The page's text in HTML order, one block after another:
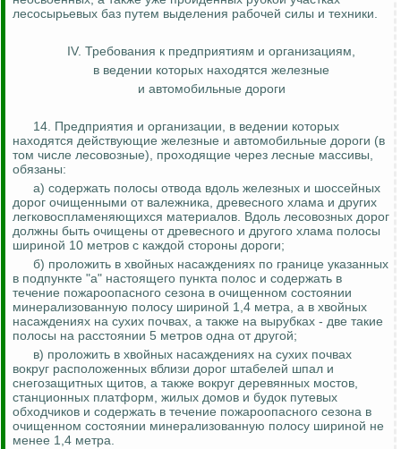
лесосырьевых баз путем выделения рабочей силы и техники.
IV. Требования к предприятиям и организациям,
в ведении которых находятся железные
и автомобильные дороги
14. Предприятия и организации, в ведении которых
находятся действующие железные и автомобильные дороги (в
том числе лесовозные), проходящие через лесные массивы,
обязаны:
а) содержать полосы отвода вдоль железных и шоссейных
дорог очищенными от валежника, древесного хлама и других
легковоспламеняющихся материалов. Вдоль лесовозных дорог
должны быть очищены от древесного и другого хлама полосы
шириной 10 метров с каждой стороны дороги;
б) проложить в хвойных насаждениях по границе указанных
в подпункте "а" настоящего пункта полос и содержать в
течение пожароопасного сезона в очищенном состоянии
минерализованную полосу шириной 1,4 метра, а в хвойных
насаждениях на сухих почвах, а также на вырубках - две такие
полосы на расстоянии 5 метров одна от другой;
в) проложить в хвойных насаждениях на сухих почвах
вокруг расположенных вблизи дорог штабелей шпал и
снегозащитных щитов, а также вокруг деревянных мостов,
станционных платформ, жилых домов и будок путевых
обходчиков и содержать в течение пожароопасного сезона в
очищенном состоянии минерализованную полосу шириной не
менее 1,4 метра.